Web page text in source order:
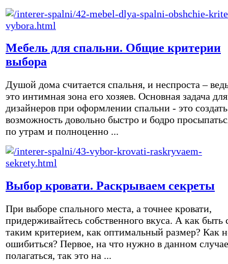
Мебель для спальни. Общие критерии
выбора
Душой дома считается спальня, и неспроста –
это интимная зона его хозяев. Основная задача для
дизайнеров при оформлении спальни - это создать
возможность довольно быстро и бодро
по утрам и полноценно ...
Выбор кровати. Раскрываем секреты
При выборе спального места, а точнее кровати,
придерживайтесь собственного вкуса. А как быть
таким критерием, как оптимальный размер? Как
ошибиться? Первое, на что нужно в данном случае
полагаться, так это на ...